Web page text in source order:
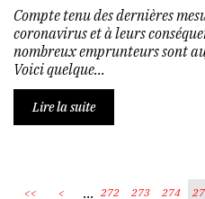
Compte tenu des dernières
coronavirus et à leurs
nombreux emprunteurs sont
Voici quelque...
Lire la suite
<< < ... 272 273 274